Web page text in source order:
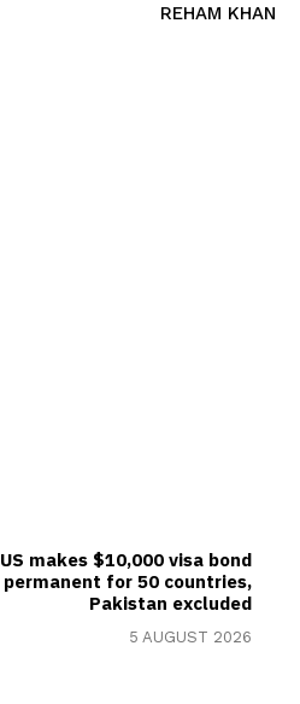
REHAM KHAN
US makes $10,000 visa bond
permanent for 50 countries,
Pakistan excluded
5 AUGUST 2026